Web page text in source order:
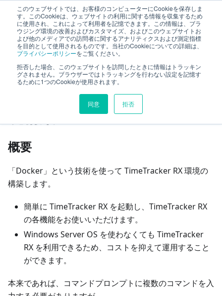
このウェブサイトでは、お客様のコンピューターにCookieを保存しま
す。このCookieは、ウェブサイトの利用に関する情報を収集するため
に使用され、これによって利用者を記憶できます。この情報は、ブラ
ウジング環境の改善およびカスタマイズ、およびこのウェブサイトお
よび他のメディアでの訪問者に関するアナリティクスおよび測定指標
を目的として使用されるものです。当社のCookieについての詳細は、
プライバシーポリシーをご覧ください。
拒否した場合、このウェブサイトを訪問したときに情報はトラッキン
グされません。ブラウザーではトラッキングを行わない設定を記憶す
るために1つのCookieが使用されます。
同意 拒否
ファーストステップガイド
評価のご案内 参考：Docker による評価環境構築
このページの見出し
参考：Docker による評価環
概要
「Docker」という技術を使って TimeTracker RX 環境の
構築します。
簡単に TimeTracker RX を起動し、TimeTracker RX
の各機能をお使いいただけます。
Windows Server OS を使わなくても TimeTracker
RX を利用できるため、コストを抑えて運用すること
ができます。
本来であれば、コマンドプロンプトに複数のコマンドを入